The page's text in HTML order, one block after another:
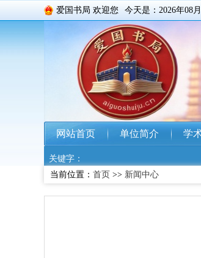
爱国书局 欢迎您 今天是：2026年08
网站首页 单位简介 学
关键字：
当前位置： 首页 >> 新闻中心